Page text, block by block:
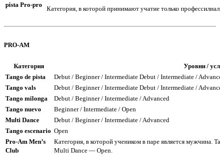
pista Pro-pro
Категория, в которой принимают учатие только
PRO-AM
Категория
Уровни /
Tango de pista
Debut / Beginner / Intermediate Debut / Intermediate /
Tango vals
Debut / Beginner / Intermediate Debut / Intermediate /
Tango milonga
Debut / Beginner / Intermediate / Advanced
Tango nuevo
Beginner / Intermediate / Open
Multi Dance
Debut / Beginner / Intermediate / Advanced
Tango escenario Open
Pro-Am Men’s
Club
Категория, в которой учеником в паре является
Multi Dance — Open.